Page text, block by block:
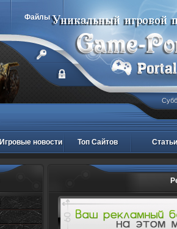
Файлы
Игровые новости Топ Сайтов Статьи